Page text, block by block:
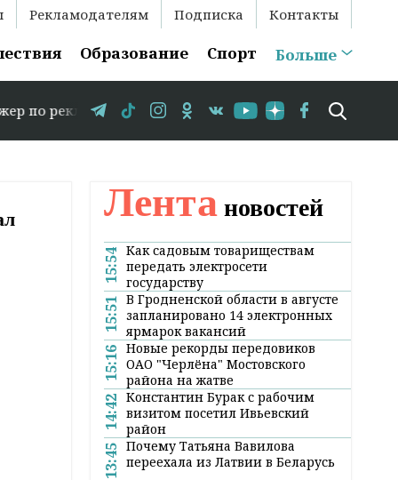
Рекламодателям Подписка Контакты
Образование Спорт Больше
+375 29 583-35-86 // В Гродно временно
Лента новостей
15:54 Как садовым товариществам
передать электросети
государству
15:51 В Гродненской области в августе
запланировано 14 электронных
ярмарок вакансий
15:16 Новые рекорды передовиков
ОАО "Черлёна" Мостовского
района на жатве
14:42 Константин Бурак с рабочим
визитом посетил Ивьевский
район
13:45 Почему Татьяна Вавилова
переехала из Латвии в Беларусь